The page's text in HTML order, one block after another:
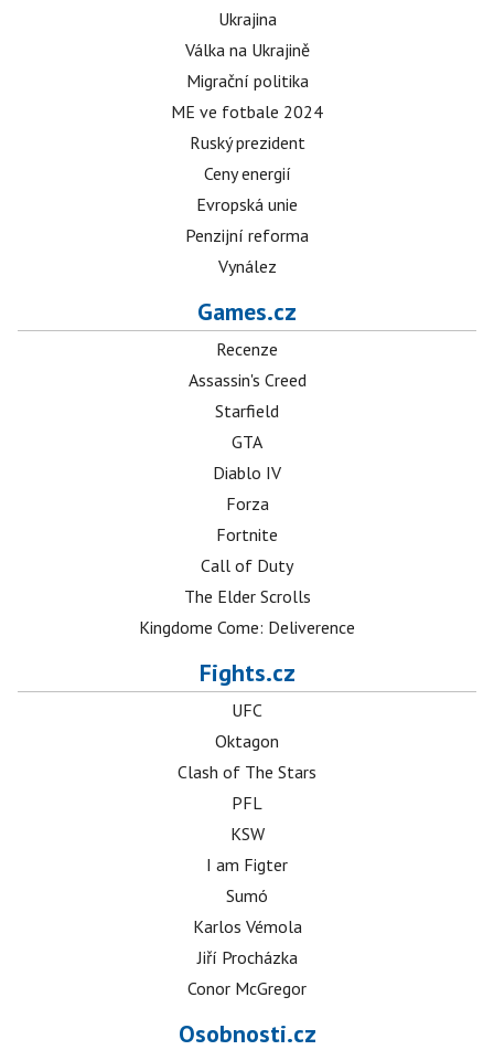
Ukrajina
Válka na Ukrajině
Migrační politika
ME ve fotbale 2024
Ruský prezident
Ceny energií
Evropská unie
Penzijní reforma
Vynález
Games.cz
Recenze
Assassin's Creed
Starfield
GTA
Diablo IV
Forza
Fortnite
Call of Duty
The Elder Scrolls
Kingdome Come: Deliverence
Fights.cz
UFC
Oktagon
Clash of The Stars
PFL
KSW
I am Figter
Sumó
Karlos Vémola
Jiří Procházka
Conor McGregor
Osobnosti.cz